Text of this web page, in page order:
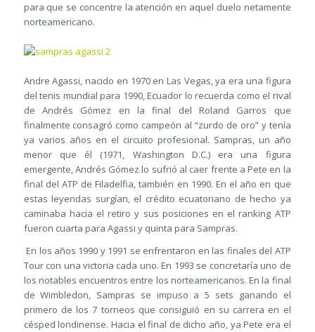
para que se concentre la atención en aquel duelo netamente
norteamericano.
Andre Agassi, nacido en 1970 en Las Vegas, ya era una figura
del tenis mundial para 1990, Ecuador lo recuerda como el rival
de Andrés Gómez en la final del Roland Garros que
finalmente consagró como campeón al “zurdo de oro” y tenía
ya varios años en el circuito profesional. Sampras, un año
menor que él (1971, Washington D.C.) era una figura
emergente, Andrés Gómez lo sufrió al caer frente a Pete en la
final del ATP de Filadelfia, también en 1990. En el año en que
estas leyendas surgían, el crédito ecuatoriano de hecho ya
caminaba hacia el retiro y sus posiciones en el ranking ATP
fueron cuarta para Agassi y quinta para Sampras.
En los años 1990 y 1991 se enfrentaron en las finales del ATP
Tour con una victoria cada uno. En 1993 se concretaría uno de
los notables encuentros entre los norteamericanos. En la final
de Wimbledon, Sampras se impuso a 5 sets ganando el
primero de los 7 torneos que consiguió en su carrera en el
césped londinense. Hacia el final de dicho año, ya Pete era el